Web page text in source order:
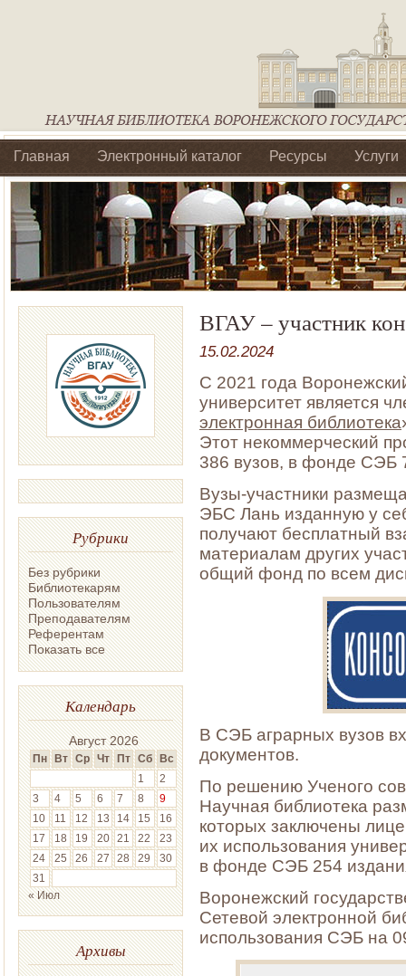
Главная Электронный каталог Ресурсы Услуги
Библиотеки регионального отделения Ассоциации
Рубрики
Без рубрики
Библиотекарям
Пользователям
Преподавателям
Референтам
Показать все
Календарь
Август 2026
Пн Вт Ср Чт Пт Сб Вс
1
2
3
4 5 6 7 8
9
10
11 12 13 14 15
16
17
18 19 20 21 22
23
24
25 26 27 28 29
30
31
« Июл
Архивы
ВГАУ – участник
15.02.2024
С 2021 года
университет является
электронная библиотека
Этот некоммерческий
386 вузов, в фонде СЭБ
Вузы-участники
ЭБС Лань изданную у
получают бесплатный
материалам других
общий фонд по всем
В СЭБ аграрных вузов
документов.
По решению Ученого
Научная библиотека
которых заключены
их использования
в фонде СЭБ 254
Воронежский
Сетевой электронной
использования СЭБ на